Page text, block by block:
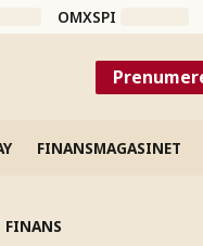
OMXSPI
FINANSMAGASINET
FINANS